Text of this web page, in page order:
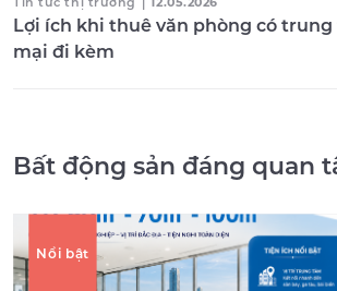
Lợi ích khi thuê văn phòng có
mại đi kèm
Bất động sản đáng quan
Nổi bật